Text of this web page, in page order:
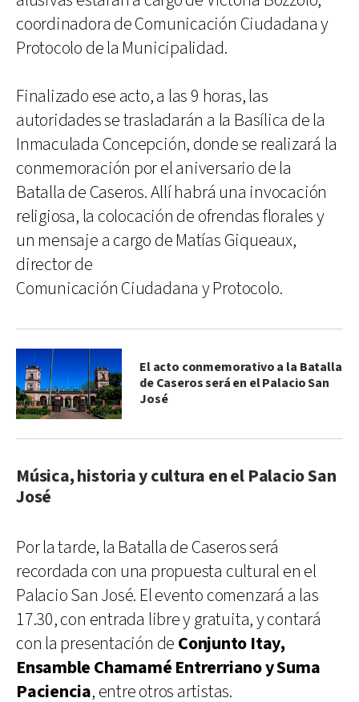
coordinadora de Comunicación Ciudadana y
Protocolo de la Municipalidad.
Finalizado ese acto, a las 9 horas, las
autoridades se trasladarán a la Basílica de la
Inmaculada Concepción, donde se realizará la
conmemoración por el aniversario de la
Batalla de Caseros. Allí habrá una invocación
religiosa, la colocación de ofrendas florales y
un mensaje a cargo de Matías Giqueaux,
director de
Comunicación Ciudadana y Protocolo.
El acto conmemorativo a la Batalla
de Caseros será en el Palacio San
José
Música, historia y cultura en el Palacio San
José
Por la tarde, la Batalla de Caseros será
recordada con una propuesta cultural en el
Palacio San José. El evento comenzará a las
17.30, con entrada libre y gratuita, y contará
con la presentación de Conjunto Itay,
Ensamble Chamamé Entrerriano y Suma
Paciencia, entre otros artistas.